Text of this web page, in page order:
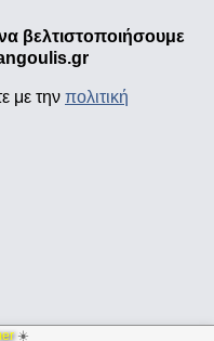
βελτιστοποιήσουμε
με την πολιτική
☀️